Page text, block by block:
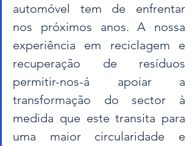
automóvel tem de enfrentar
nos próximos anos. A nossa
experiência em reciclagem e
recuperação de resíduos
permitir-nos-á apoiar a
transformação do sector à
medida que este transita para
uma maior circularidade e